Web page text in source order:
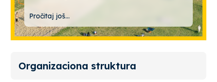
Pročitaj još...
Organizaciona struktura